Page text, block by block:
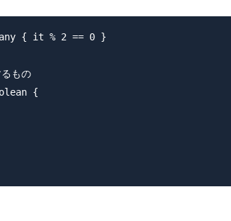
{ it % 2 == 0 }
もの
{